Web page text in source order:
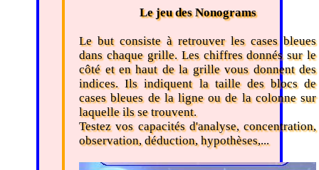
Le jeu des Nonograms
Le but consiste à retrouver les cases bleues
dans chaque grille. Les chiffres donnés sur le
côté et en haut de la grille vous donnent des
indices. Ils indiquent la taille des blocs de
cases bleues de la ligne ou de la colonne sur
laquelle ils se trouvent.
Testez vos capacités d'analyse, concentration,
observation, déduction, hypothèses,...